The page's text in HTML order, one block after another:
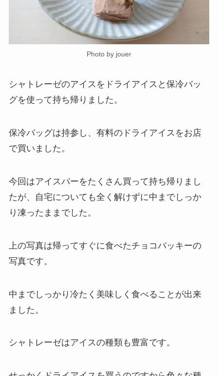
Photo by jouer
シャトレーゼのアイスをドライアイスと保冷バッ
グを使って持ち帰りました。
保冷バッグは持参し、有料のドライアイスをお店
で買いました。
今回はアイスバーをたくさん買って持ち帰りまし
たが、自宅についても全く解けずに中までしっか
り凍ったままでした。
上の写真は帰ってすぐに食べたチョコバッキーの
写真です。
中までしっかり冷たく美味しく食べることが出来
ました。
シャトレーゼはアイスの種類も豊富です。